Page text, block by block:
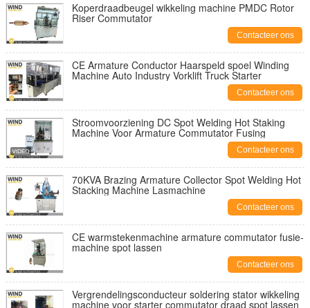
Koperdraadbeugel wikkeling machine PMDC Rotor
Riser Commutator
Contacteer ons
CE Armature Conductor Haarspeld spoel Winding
Machine Auto Industry Vorklift Truck Starter
Contacteer ons
Stroomvoorziening DC Spot Welding Hot Staking
Machine Voor Armature Commutator Fusing
Contacteer ons
70KVA Brazing Armature Collector Spot Welding Hot
Stacking Machine Lasmachine
Contacteer ons
CE warmstekenmachine armature commutator fusie-
machine spot lassen
Contacteer ons
Vergrendelingsconducteur soldering stator wikkeling
machine voor starter commutator draad spot lassen